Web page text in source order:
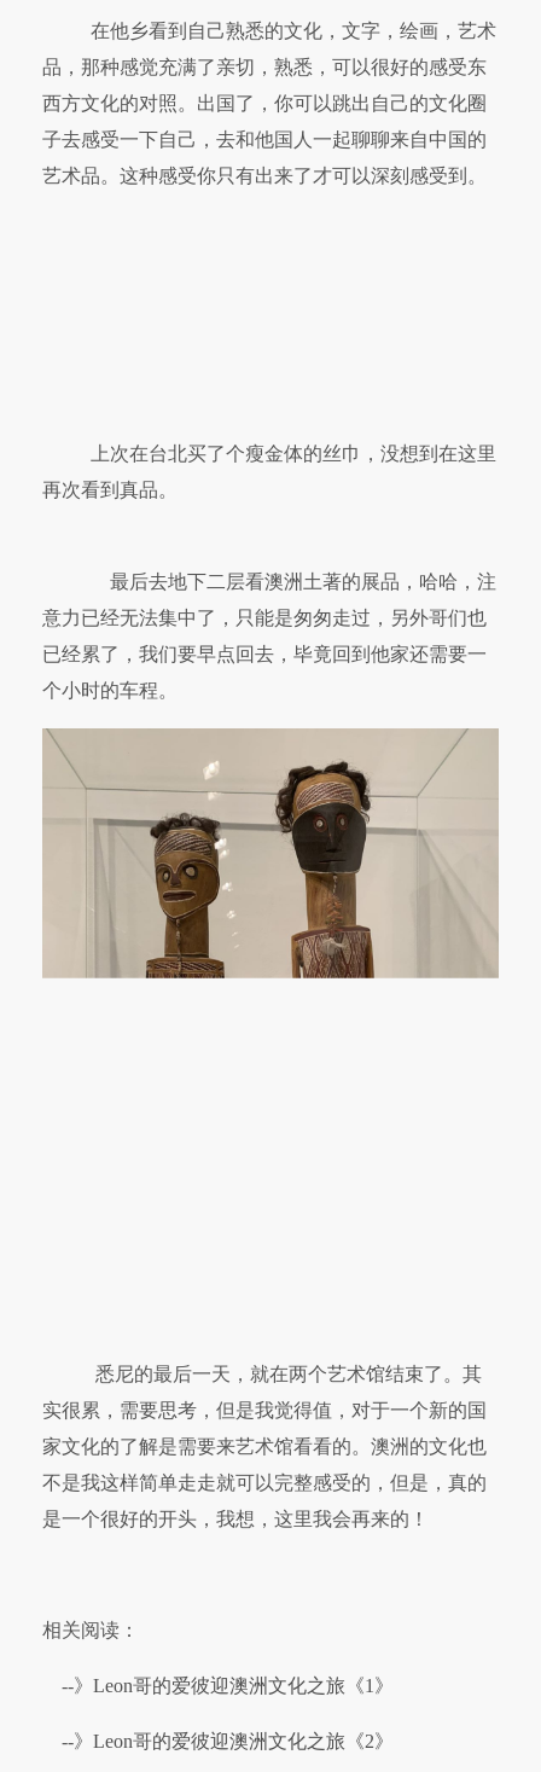
在他乡看到自己熟悉的文化，文字，绘画，艺术
品，那种感觉充满了亲切，熟悉，可以很好的感受东
西方文化的对照。出国了，你可以跳出自己的文化圈
子去感受一下自己，去和他国人一起聊聊来自中国的
艺术品。这种感受你只有出来了才可以深刻感受到。
上次在台北买了个瘦金体的丝巾，没想到在这里
再次看到真品。
最后去地下二层看澳洲土著的展品，哈哈，注
意力已经无法集中了，只能是匆匆走过，另外哥们也
已经累了，我们要早点回去，毕竟回到他家还需要一
个小时的车程。
悉尼的最后一天，就在两个艺术馆结束了。其
实很累，需要思考，但是我觉得值，对于一个新的国
家文化的了解是需要来艺术馆看看的。澳洲的文化也
不是我这样简单走走就可以完整感受的，但是，真的
是一个很好的开头，我想，这里我会再来的！
相关阅读：
--》 Leon哥的爱彼迎澳洲文化之旅《1》
--》 Leon哥的爱彼迎澳洲文化之旅《2》